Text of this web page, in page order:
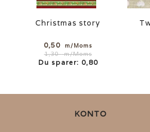
Christmas story
0,50 m/Moms
1,30m/Moms
Du sparer: 0,80
KONTO